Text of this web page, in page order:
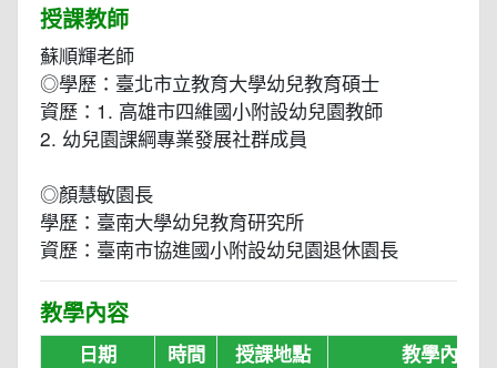
授課教師
蘇順輝老師
◎學歷：臺北市立教育大學幼兒教育碩士
資歷：1. 高雄市四維國小附設幼兒園教師
2. 幼兒園課綱專業發展社群成員
◎顏慧敏園長
學歷：臺南大學幼兒教育研究所
資歷：臺南市協進國小附設幼兒園退休園長
教學內容
日期 時間 授課地點 教學內容